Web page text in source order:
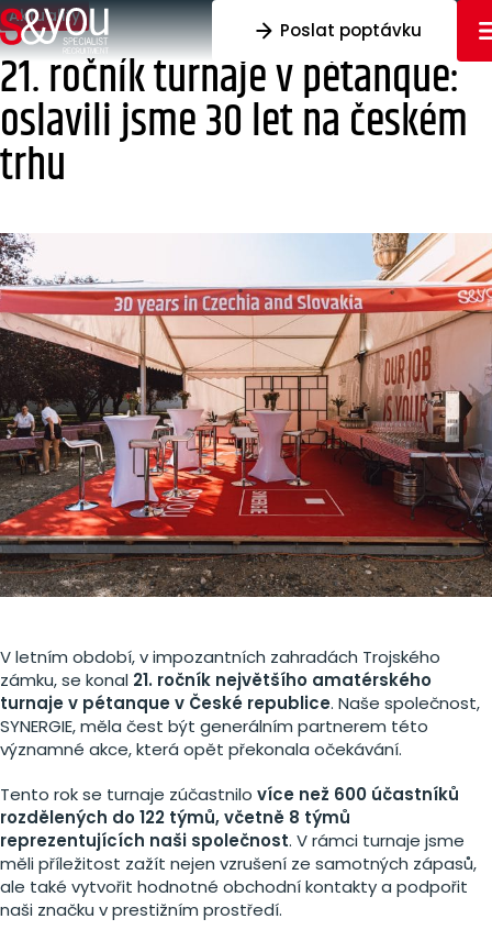
Přeskočit na obsah
Poslat poptávku
Aktuality
21. ročník turnaje v pétanque:
oslavili jsme 30 let na českém
trhu
V letním období, v impozantních zahradách Trojského
zámku, se konal 21. ročník největšího amatérského
turnaje v pétanque v České republice. Naše společnost,
SYNERGIE, měla čest být generálním partnerem této
významné akce, která opět překonala očekávání.
Tento rok se turnaje zúčastnilo více než 600 účastníků
rozdělených do 122 týmů, včetně 8 týmů
reprezentujících naši společnost. V rámci turnaje jsme
měli příležitost zažít nejen vzrušení ze samotných zápasů,
ale také vytvořit hodnotné obchodní kontakty a podpořit
naši značku v prestižním prostředí.